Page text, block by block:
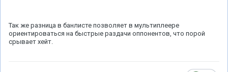
Так же разница в банлисте позволяет в мультиплеере
ориентироваться на быстрые раздачи оппонентов, что порой
срывает хейт.